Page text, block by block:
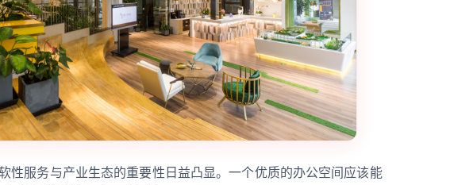
性服务与产业生态的重要性日益凸显。一个优质的办公空间应该能